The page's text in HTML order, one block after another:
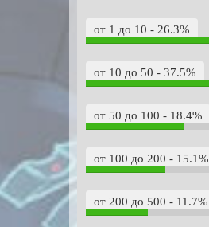
от 1 до 10 - 26.3%
от 10 до 50 - 37.5%
от 50 до 100 - 18.4%
от 100 до 200 - 15.1%
от 200 до 500 - 11.7%